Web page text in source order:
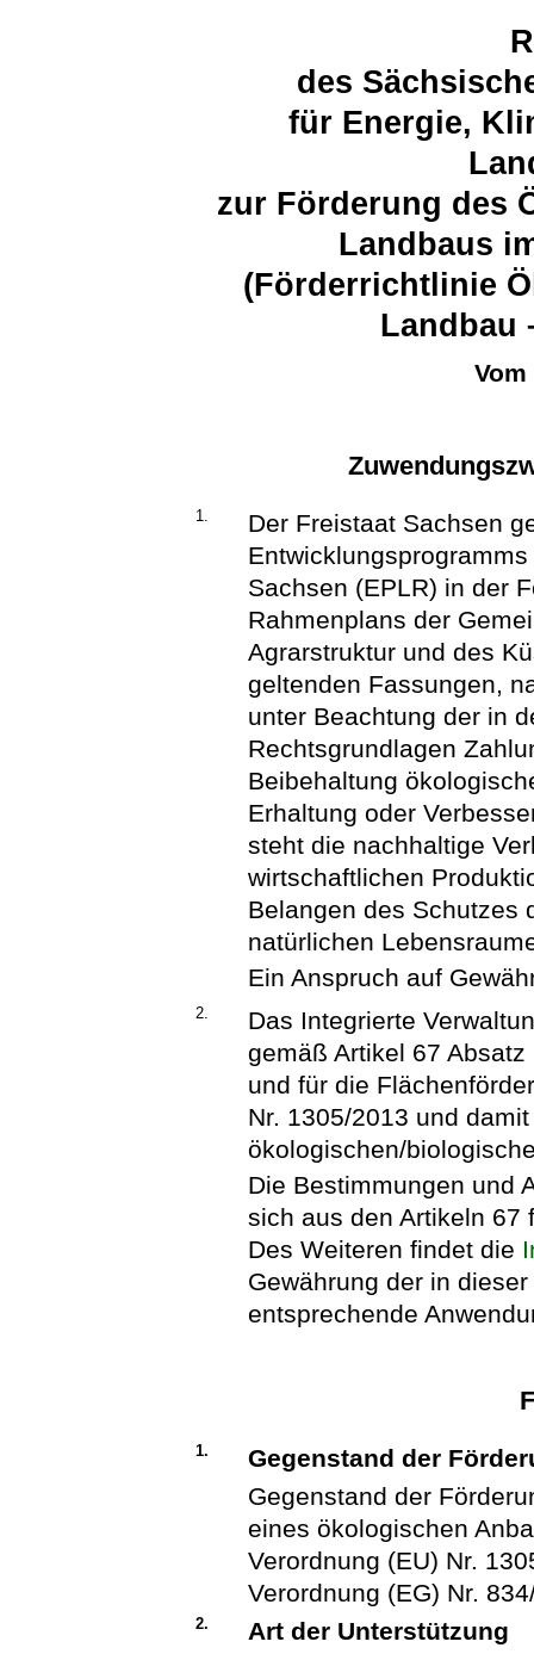
des
für Energie,
zur Förderung des
Landbaus
(Förderrichtlinie
Landbau
1.
Der Freistaat Sachsen
Sachsen (EPLR) in der
Rahmenplans der
Agrarstruktur und des
geltenden Fassungen,
unter Beachtung der in
Rechtsgrundlagen
Beibehaltung
Erhaltung oder
steht die nachhaltige
wirtschaftlichen
Belangen des Schutzes
natürlichen
Ein Anspruch auf
2.
Das Integrierte
gemäß Artikel 67
und für die
Nr. 1305/2013 und
ökologischen/
Die Bestimmungen und
sich aus den Artikeln 67
Des Weiteren findet die
Gewährung der in
entsprechende
1.
Gegenstand der
Gegenstand der
eines ökologischen
Verordnung (EU) Nr.
Verordnung (EG) Nr.
2.
Art der Unterstützung